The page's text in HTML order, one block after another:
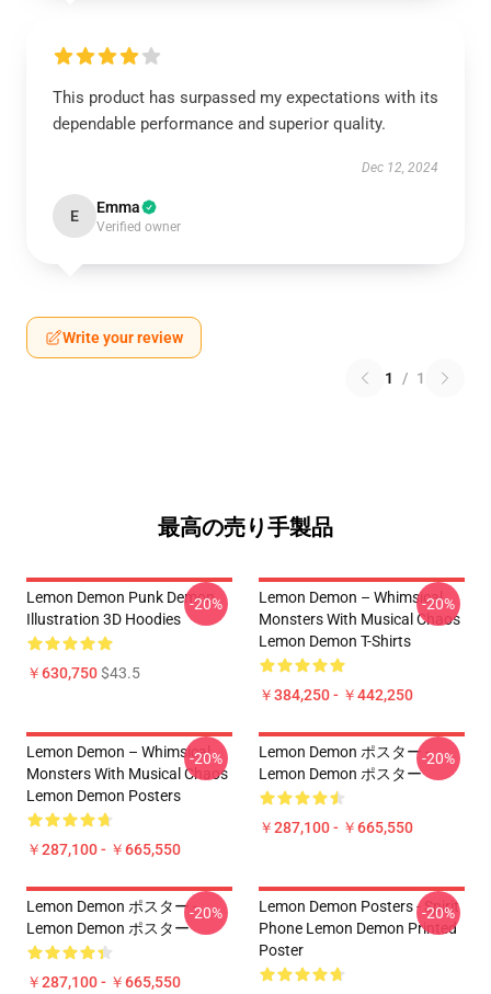
This product has surpassed my expectations with its
dependable performance and superior quality.
Dec 12, 2024
E Emma
Verified owner
Write your review
1 / 1
最高の売り手製品
Lemon Demon Punk Demon
Illustration 3D Hoodies
￥630,750$43.5
-20%
Lemon Demon – Whimsical
Monsters With Musical Chaos
Lemon Demon T-Shirts
￥384,250 - ￥442,250
-20%
Lemon Demon – Whimsical
Monsters With Musical Chaos
Lemon Demon Posters
￥287,100 - ￥665,550
-20%
Lemon Demon ポスター -
Lemon Demon ポスター
￥287,100 - ￥665,550
-20%
Lemon Demon ポスター -
Lemon Demon ポスター
￥287,100 - ￥665,550
-20%
Lemon Demon Posters - Spirit
Phone Lemon Demon Printed
Poster
-20%